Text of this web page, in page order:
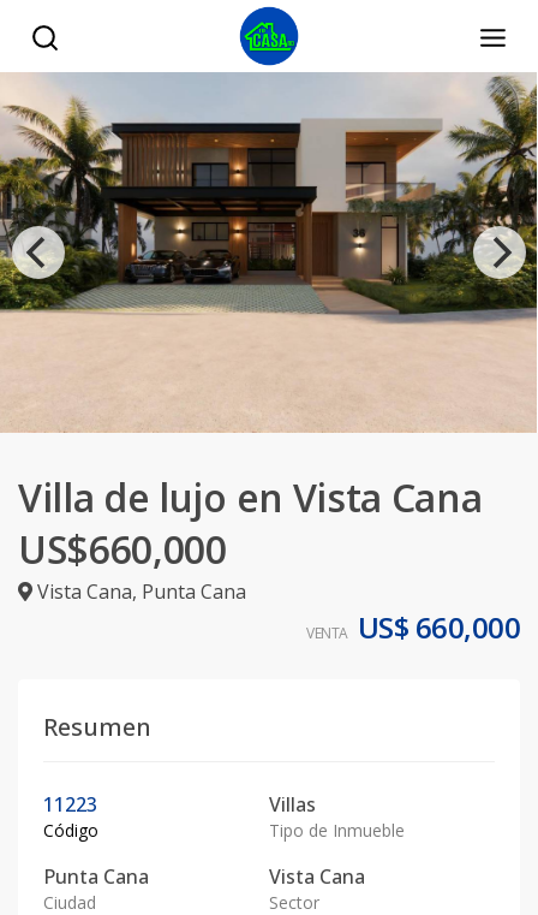
Villa de lujo en Vista Cana
US$660,000
Vista Cana, Punta Cana
VENTA US$ 660,000
Resumen
11223
Código
Villas
Tipo de Inmueble
Punta Cana
Ciudad
Vista Cana
Sector